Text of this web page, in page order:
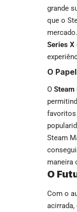
grande
que o
Series X
O
O Steam
favoritos
Steam
maneira
O
Com o